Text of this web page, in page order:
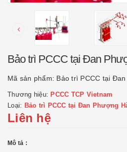
Bảo trì PCCC tại Đan
Mã sản phẩm: Bảo trì PCCC tại
Thương hiệu: PCCC TCP Vietnam
Loại: Bảo trì PCCC tại Đan Phượng
Liên hệ
Mô tả :